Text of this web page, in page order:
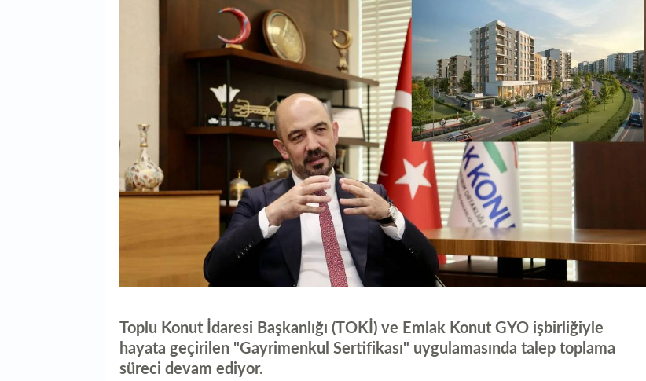
Toplu Konut İdaresi Başkanlığı (TOKİ) ve Emlak Konut GYO işbirliğiyle
hayata geçirilen "Gayrimenkul Sertifikası" uygulamasında talep toplama
süreci devam ediyor.